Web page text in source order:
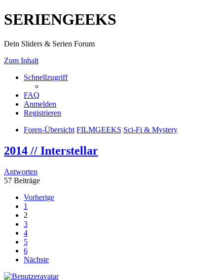
SERIENGEEKS
Dein Sliders & Serien Forum
Zum Inhalt
Schnellzugriff
FAQ
Anmelden
Registrieren
Foren-Übersicht FILMGEEKS Sci-Fi & Mystery
2014 // Interstellar
Antworten
57 Beiträge
Vorherige
1
2
3
4
5
6
Nächste